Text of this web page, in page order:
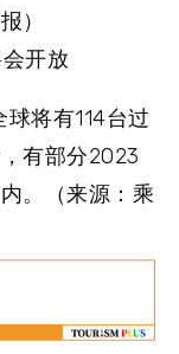
）
开放
将有114台过
有部分2023
。（来源：乘